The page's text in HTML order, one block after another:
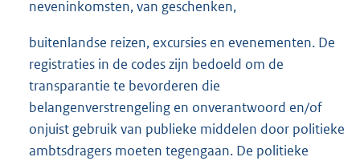
neveninkomsten, van geschenken,
buitenlandse reizen, excursies en evenementen. De
registraties in de codes zijn bedoeld om de
transparantie te bevorderen die
belangenverstrengeling en onverantwoord en/of
onjuist gebruik van publieke middelen door politieke
ambtsdragers moeten tegengaan. De politieke